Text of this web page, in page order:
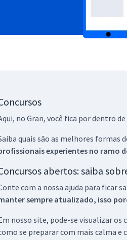
no Gran, você fica por dentro
quais são as melhores formas
experientes no ramo
abertos: saiba
com a nossa ajuda para ficar
sempre atualizado, isso
nosso site, pode-se visualizar os
se preparar com mais calma e